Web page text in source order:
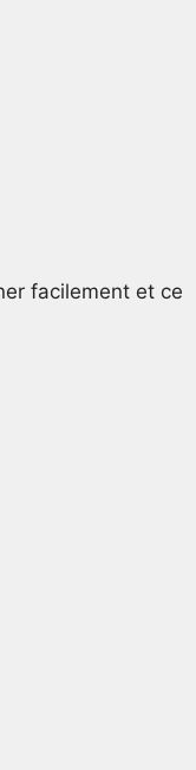
facilement et ce